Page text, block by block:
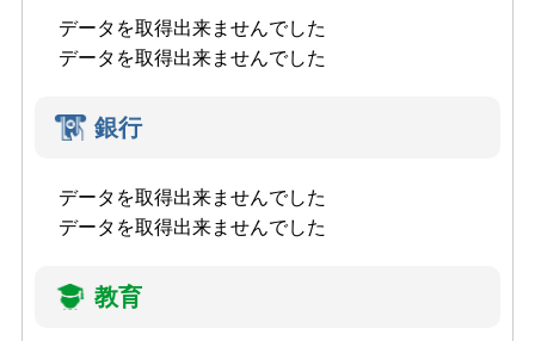
データを取得出来ませんでした
データを取得出来ませんでした
銀行
データを取得出来ませんでした
データを取得出来ませんでした
教育